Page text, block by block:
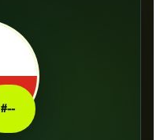
#--